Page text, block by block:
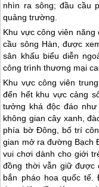
nhìn ra sông; đầu cầu
quảng trường.
Khu vực công viên
cầu sông Hàn, được
sân khấu biểu diễn
công trình thương mại
Khu vực công viên
đến hết khu vực cảng
tưởng khá độc đáo
không gian cây xanh,
phía bờ Đông, bố trí
gian mở ra đường Bạch
vui chơi dành cho giới
đồng thời vẫn giữ được
bắn pháo hoa quốc